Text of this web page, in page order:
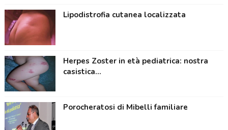
Lipodistrofia cutanea localizzata
Herpes Zoster in età pediatrica: nostra
casistica...
Porocheratosi di Mibelli familiare